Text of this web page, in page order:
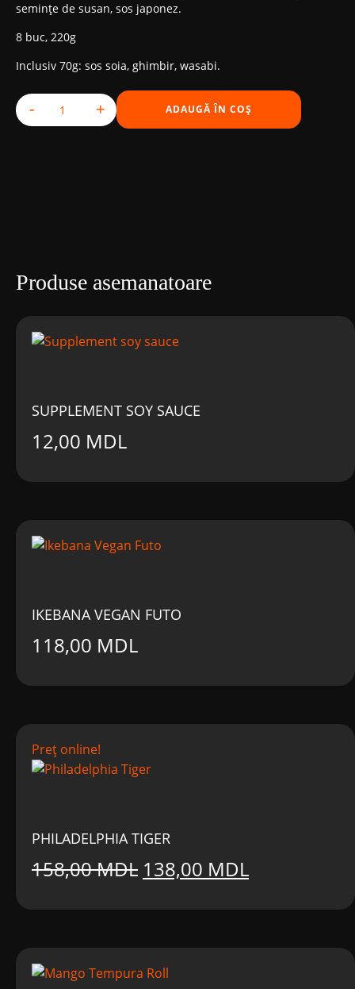
a
fost:
148,00 MDL.
este:
128,00 MDL.
semințe de susan, sos japonez.
8 buc, 220g
Inclusiv 70g: sos soia, ghimbir, wasabi.
Cantitate California Sumeshi
- + ADAUGĂ ÎN COȘ
Produse asemanatoare
SUPPLEMENT SOY SAUCE
12,00 MDL
IKEBANA VEGAN FUTO
118,00 MDL
Preț online!
PHILADELPHIA TIGER
158,00MDL Prețul
138,00 MDLPrețul
138,00